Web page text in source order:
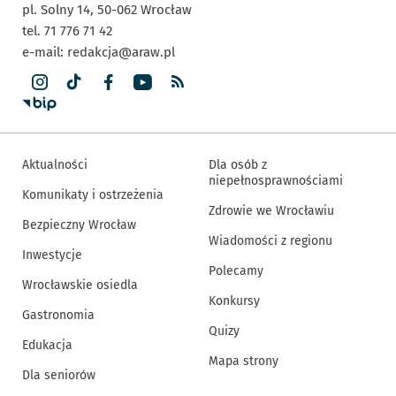
pl. Solny 14, 50-062 Wrocław
tel. 71 776 71 42
e-mail: redakcja@araw.pl
Aktualności
Komunikaty i ostrzeżenia
Bezpieczny Wrocław
Inwestycje
Wrocławskie osiedla
Gastronomia
Edukacja
Dla seniorów
Dla osób z
niepełnosprawnościami
Zdrowie we Wrocławiu
Wiadomości z regionu
Polecamy
Konkursy
Quizy
Mapa strony